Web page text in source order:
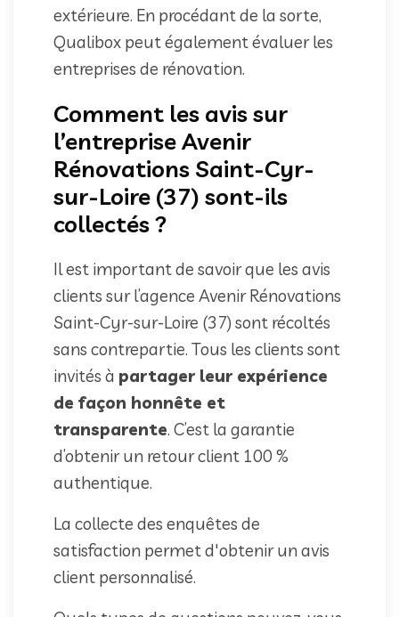
extérieure. En procédant de la sorte,
Qualibox peut également évaluer les
entreprises de rénovation.
Comment les avis sur
l’entreprise Avenir
Rénovations Saint-Cyr-
sur-Loire (37) sont-ils
collectés ?
Il est important de savoir que les avis
clients sur l’agence Avenir Rénovations
Saint-Cyr-sur-Loire (37) sont récoltés
sans contrepartie. Tous les clients sont
invités à partager leur expérience
de façon honnête et
transparente. C’est la garantie
d’obtenir un retour client 100 %
authentique.
La collecte des enquêtes de
satisfaction permet d'obtenir un avis
client personnalisé.